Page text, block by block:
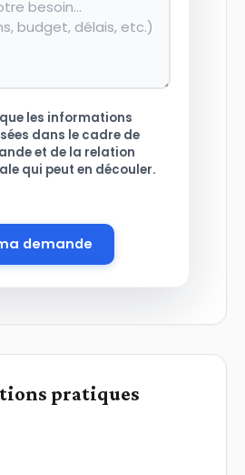
les informations
dans le cadre de
et de la relation
qui peut en découler.
demande
pratiques